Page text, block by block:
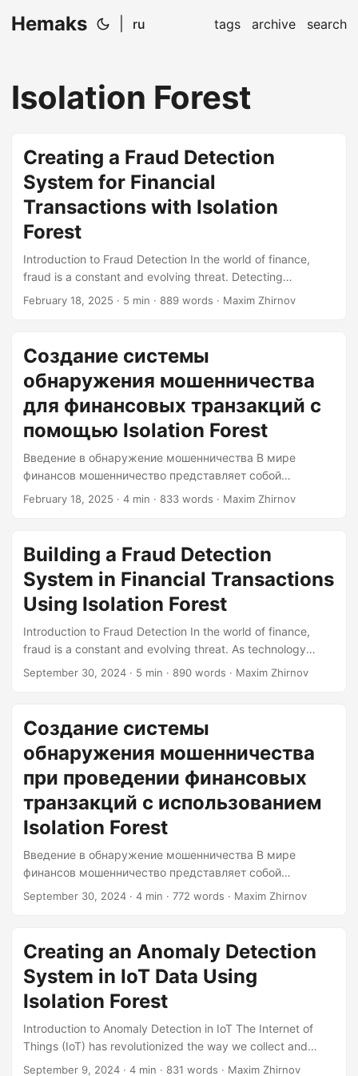
Hemaks ru tags archive search
Isolation Forest
Creating a Fraud Detection
System for Financial
Transactions with Isolation
Forest
Introduction to Fraud Detection In the world of finance,
fraud is a constant and evolving threat. Detecting
fraudulent transactions is a critical task that requires
especially when dealing with large datasets. This is where
the Isolation Forest algorithm steps in, offering a powerful
and efficient solution for anomaly detection. What is
Isolation Forest? Isolation Forest is an unsupervised
machine learning algorithm designed to detect anomalies
or outliers in datasets....
February 18, 2025 · 5 min · 889 words · Maxim Zhirnov
Создание системы
обнаружения мошенничества
для финансовых транзакций с
помощью Isolation Forest
Введение в обнаружение мошенничества В мире
финансов мошенничество представляет собой
постоянную и развивающуюся угрозу. Обнаружение
режиме реального времени. Традиционные методы
могут быть громоздкими и неэффективными, особенно
при работе с большими наборами данных. Именно
здесь на помощь приходит алгоритм Isolation Forest,
предлагающий мощное и эффективное решение для
обнаружения аномалий. Что такое Isolation Forest?
Isolation Forest — это алгоритм машинного обучения без
учителя, предназначенный для обнаружения аномалий
February 18, 2025 · 4 min · 833 words · Maxim Zhirnov
Building a Fraud Detection
System in Financial Transactions
Using Isolation Forest
Introduction to Fraud Detection In the world of finance,
fraud is a constant and evolving threat. As technology
advances, so do the methods of fraudsters, making it a
fraud is through the use of machine learning algorithms,
particularly the Isolation Forest. What is Isolation Forest?
Isolation Forest is an unsupervised learning algorithm
designed to identify anomalies or outliers in a dataset....
September 30, 2024 · 5 min · 890 words · Maxim Zhirnov
Создание системы
обнаружения мошенничества
при проведении финансовых
транзакций с использованием
Isolation Forest
Введение в обнаружение мошенничества В мире
финансов мошенничество представляет собой
постоянную и развивающуюся угрозу. По мере
игру «в кошки-мышки» между ними и финансовыми
учреждениями. Одним из наиболее эффективных
способов борьбы с мошенничеством является
использование алгоритмов машинного обучения, в
частности, Isolation Forest. Что такое Isolation Forest?
Isolation Forest — это алгоритм неконтролируемого
обучения, предназначенный для выявления аномалий
или выбросов в наборе данных....
September 30, 2024 · 4 min · 772 words · Maxim Zhirnov
Creating an Anomaly Detection
System in IoT Data Using
Isolation Forest
Introduction to Anomaly Detection in IoT The Internet of
Things (IoT) has revolutionized the way we collect and
analyze data from various devices and sensors. However,
September 9, 2024 · 4 min · 831 words · Maxim Zhirnov